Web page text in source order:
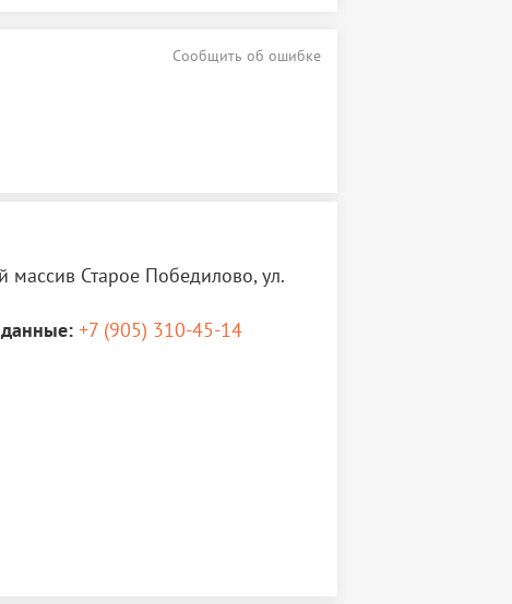
с людьми любых возрастов, с двух лет. Есть
Сообщить об ошибке
массив Старое Победилово, ул.
+7 (905) 310-45-14